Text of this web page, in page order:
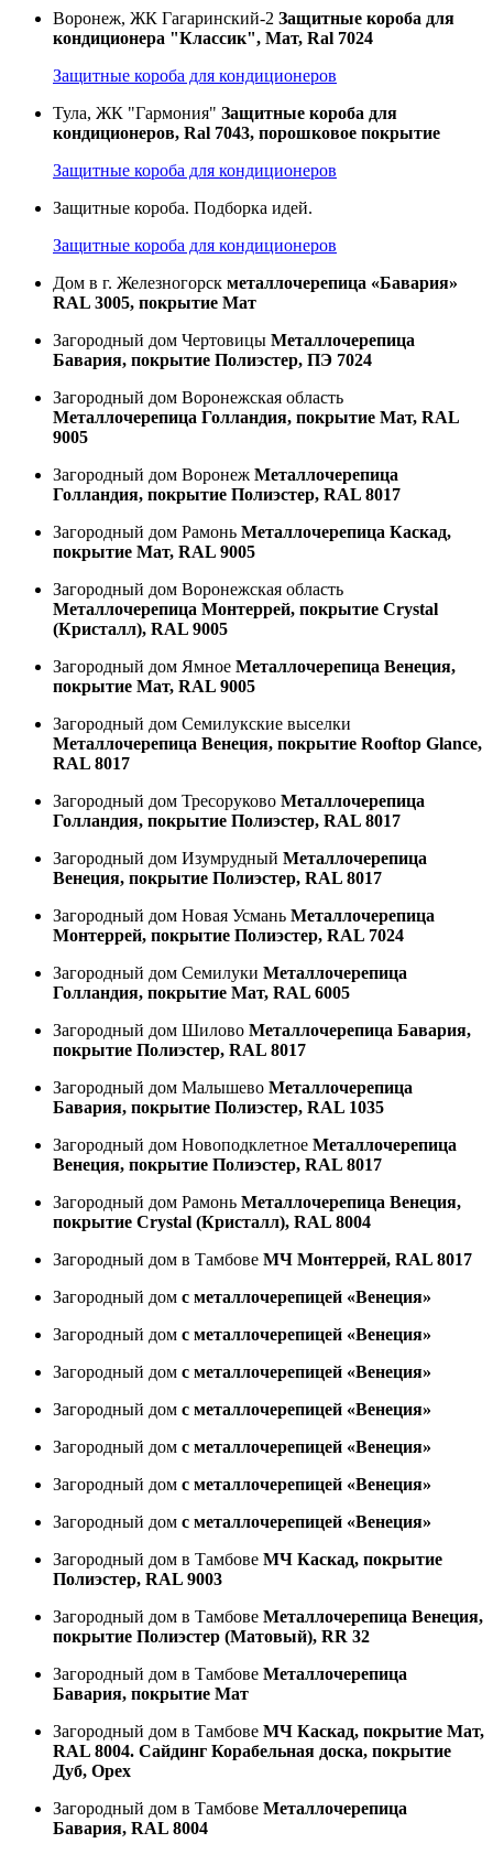
Воронеж, ЖК Гагаринский-2 Защитные короба для
кондиционера "Классик", Мат, Ral 7024
Защитные короба для кондиционеров
Тула, ЖК "Гармония" Защитные короба для
кондиционеров, Ral 7043, порошковое покрытие
Защитные короба для кондиционеров
Защитные короба. Подборка идей.
Защитные короба для кондиционеров
Дом в г. Железногорск металлочерепица «Бавария»
RAL 3005, покрытие Мат
Загородный дом Чертовицы Металлочерепица
Бавария, покрытие Полиэстер, ПЭ 7024
Загородный дом Воронежская область
Металлочерепица Голландия, покрытие Мат, RAL
9005
Загородный дом Воронеж Металлочерепица
Голландия, покрытие Полиэстер, RAL 8017
Загородный дом Рамонь Металлочерепица Каскад,
покрытие Мат, RAL 9005
Загородный дом Воронежская область
Металлочерепица Монтеррей, покрытие Crystal
(Кристалл), RAL 9005
Загородный дом Ямное Металлочерепица Венеция,
покрытие Мат, RAL 9005
Загородный дом Семилукские выселки
Металлочерепица Венеция, покрытие Rooftop Glance,
RAL 8017
Загородный дом Тресоруково Металлочерепица
Голландия, покрытие Полиэстер, RAL 8017
Загородный дом Изумрудный Металлочерепица
Венеция, покрытие Полиэстер, RAL 8017
Загородный дом Новая Усмань Металлочерепица
Монтеррей, покрытие Полиэстер, RAL 7024
Загородный дом Семилуки Металлочерепица
Голландия, покрытие Мат, RAL 6005
Загородный дом Шилово Металлочерепица Бавария,
покрытие Полиэстер, RAL 8017
Загородный дом Малышево Металлочерепица
Бавария, покрытие Полиэстер, RAL 1035
Загородный дом Новоподклетное Металлочерепица
Венеция, покрытие Полиэстер, RAL 8017
Загородный дом Рамонь Металлочерепица Венеция,
покрытие Crystal (Кристалл), RAL 8004
Загородный дом в Тамбове МЧ Монтеррей, RAL 8017
Загородный дом с металлочерепицей «Венеция»
Загородный дом с металлочерепицей «Венеция»
Загородный дом с металлочерепицей «Венеция»
Загородный дом с металлочерепицей «Венеция»
Загородный дом с металлочерепицей «Венеция»
Загородный дом с металлочерепицей «Венеция»
Загородный дом с металлочерепицей «Венеция»
Загородный дом в Тамбове МЧ Каскад, покрытие
Полиэстер, RAL 9003
Загородный дом в Тамбове Металлочерепица Венеция,
покрытие Полиэстер (Матовый), RR 32
Загородный дом в Тамбове Металлочерепица
Бавария, покрытие Мат
Загородный дом в Тамбове МЧ Каскад, покрытие Мат,
RAL 8004. Сайдинг Корабельная доска, покрытие
Дуб, Орех
Загородный дом в Тамбове Металлочерепица
Бавария, RAL 8004